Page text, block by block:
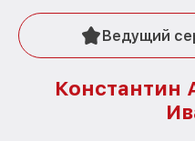
Ведущий
Константин